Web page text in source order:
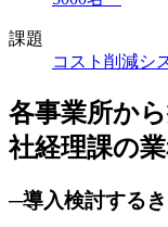
課題
コスト削減シ
各事業所か
社経理課の
─導入検討するき